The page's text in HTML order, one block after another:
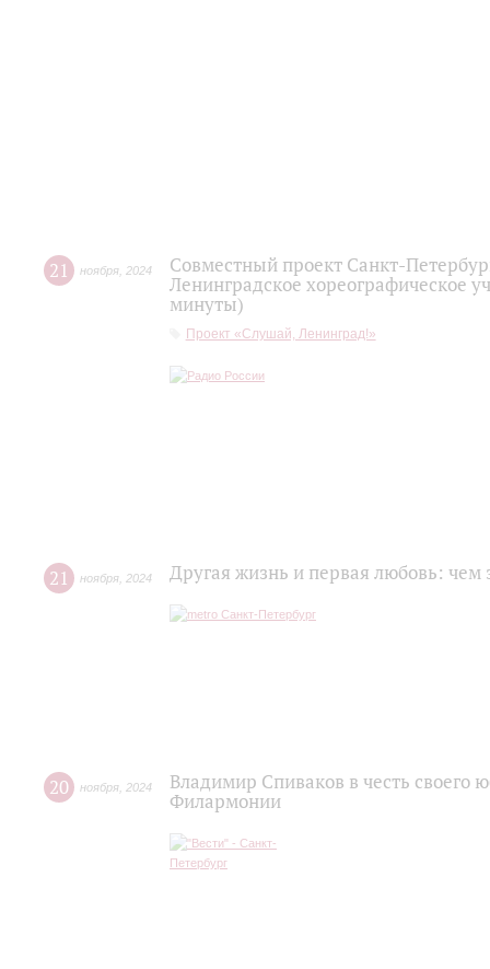
21 ноября 2024
Совместный проект Санкт-
Ленинградское хореографическое
минуты)
Проект «Слушай, Ленинград!»
21 ноября 2024 Другая жизнь и первая любовь: чем
20 ноября 2024
Владимир Спиваков в честь своего
Филармонии